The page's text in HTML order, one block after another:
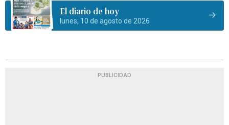
El diario de hoy
lunes, 10 de agosto de 2026
PUBLICIDAD